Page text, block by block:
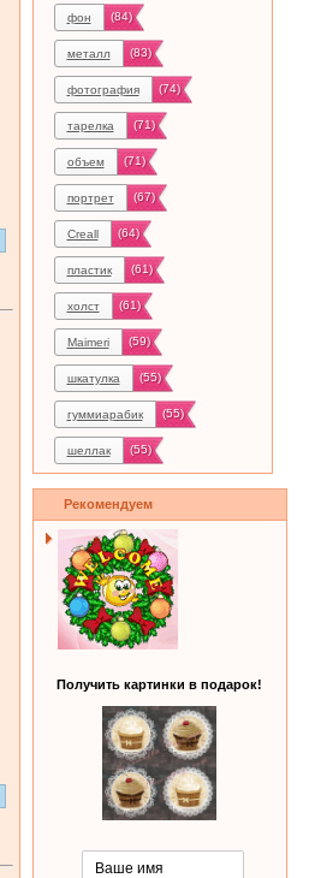
фон (84)
металл (83)
фотография (74)
тарелка (71)
объем (71)
портрет (67)
Creall (64)
пластик (61)
холст (61)
Maimeri (59)
шкатулка (55)
гуммиарабик (55)
шеллак (55)
Рекомендуем
Получить картинки в подарок!